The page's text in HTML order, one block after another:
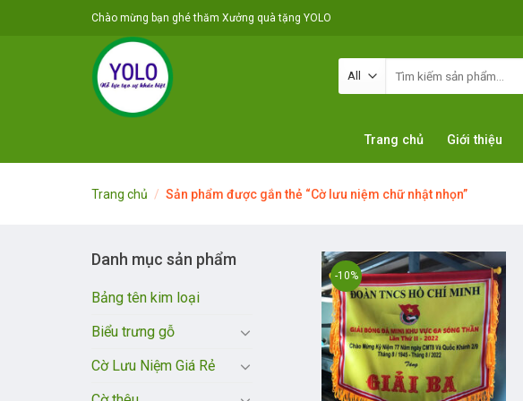
Chào mừng bạn ghé thăm Xưởng quà tặng YOLO
Trang chủ Giới thiệu
Trang chủ / Sản phẩm được gắn thẻ “Cờ lưu niệm chữ nhật nhọn”
Danh mục sản phẩm
Bảng tên kim loại
Biểu trưng gỗ
Cờ Lưu Niệm Giá Rẻ
-10%